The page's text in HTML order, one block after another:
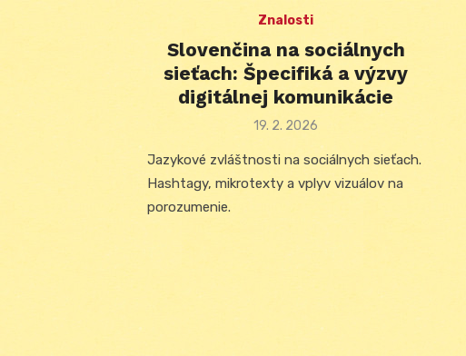
Znalosti
Slovenčina na sociálnych
sieťach: Špecifiká a výzvy
digitálnej komunikácie
Posted
19. 2. 2026
Jazykové zvláštnosti na sociálnych sieťach.
Hashtagy, mikrotexty a vplyv vizuálov na
porozumenie.